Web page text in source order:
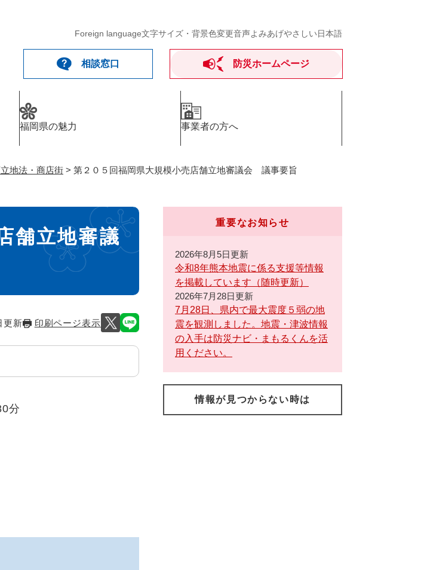
Foreign language文字サイズ・背景色変更音声よみあげやさしい日本語
相談窓口 防災ホームページ
福岡県の魅力 事業者の方へ
地法・商店街 > 第２０５回福岡県大規模小売店舗立地審議会 議事要旨
舗立地審議
更新 印刷ページ表示
分
重要なお知らせ
2026年8月5日更新
令和8年熊本地震に係る支援等情報
を掲載しています（随時更新）
2026年7月28日更新
7月28日、県内で最大震度５弱の地
震を観測しました。地震・津波情報
の入手は防災ナビ・まもるくんを活
用ください。
情報が見つからない時は